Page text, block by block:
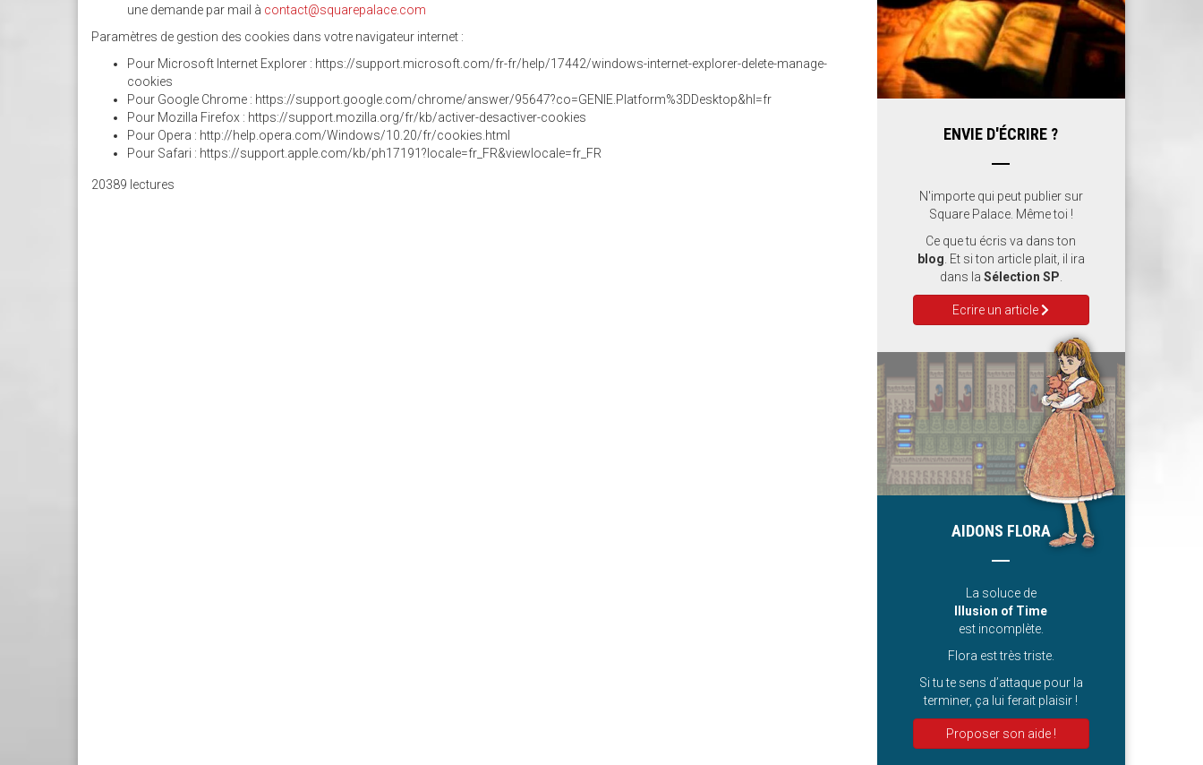
une demande par mail à contact@squarepalace.com
Paramètres de gestion des cookies dans votre navigateur internet :
Pour Microsoft Internet Explorer : https://support.microsoft.com/fr-fr/help/17442/windows-internet-explorer-delete-manage-
cookies
Pour Google Chrome : https://support.google.com/chrome/answer/95647?co=GENIE.Platform%3DDesktop&hl=fr
Pour Mozilla Firefox : https://support.mozilla.org/fr/kb/activer-desactiver-cookies
Pour Opera : http://help.opera.com/Windows/10.20/fr/cookies.html
Pour Safari : https://support.apple.com/kb/ph17191?locale=fr_FR&viewlocale=fr_FR
20389 lectures
ENVIE D'ÉCRIRE ?
N'importe qui peut publier sur
Square Palace. Même toi !
Ce que tu écris va dans ton
blog . Et si ton article plait, il ira
dans la Sélection SP
Ecrire un article
AIDONS FLORA
La soluce de
Illusion of Time
est incomplète.
Flora est très triste.
Si tu te sens d’attaque pour la
terminer, ça lui ferait plaisir !
Proposer son aide !